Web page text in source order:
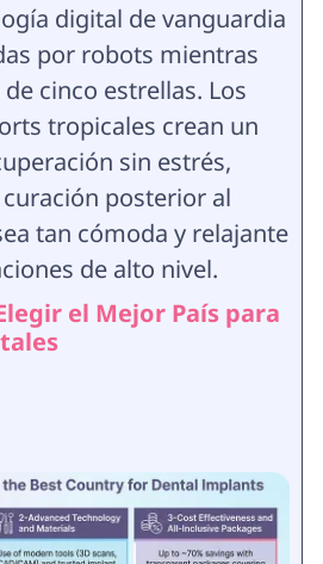
digital de vanguardia
por robots mientras
cinco estrellas. Los
tropicales crean un
sin estrés,
posterior al
tan cómoda y relajante
de alto nivel.
el Mejor País para